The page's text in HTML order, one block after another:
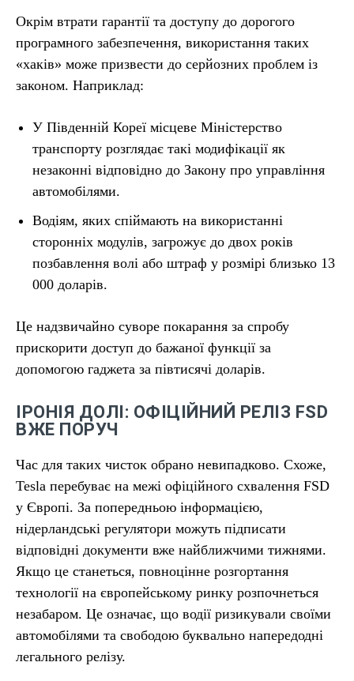
Окрім втрати гарантії та доступу до дорогого
програмного забезпечення, використання таких
«хаків» може призвести до серйозних проблем із
законом. Наприклад:
У Південній Кореї місцеве Міністерство
транспорту розглядає такі модифікації як
незаконні відповідно до Закону про управління
автомобілями.
Водіям, яких спіймають на використанні
сторонніх модулів, загрожує до двох років
позбавлення волі або штраф у розмірі близько 13
000 доларів.
Це надзвичайно суворе покарання за спробу
прискорити доступ до бажаної функції за
допомогою гаджета за півтисячі доларів.
ІРОНІЯ ДОЛІ: ОФІЦІЙНИЙ РЕЛІЗ FSD
ВЖЕ ПОРУЧ
Час для таких чисток обрано невипадково. Схоже,
Tesla перебуває на межі офіційного схвалення FSD
у Європі. За попередньою інформацією,
нідерландські регулятори можуть підписати
відповідні документи вже найближчими тижнями.
Якщо це станеться, повноцінне розгортання
технології на європейському ринку розпочнеться
незабаром. Це означає, що водії ризикували своїми
автомобілями та свободою буквально напередодні
легального релізу.